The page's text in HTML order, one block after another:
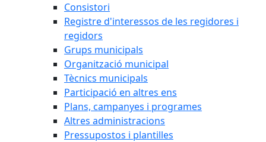
Consistori
Registre d'interessos de les regidores i
regidors
Grups municipals
Organització municipal
Tècnics municipals
Participació en altres ens
Plans, campanyes i programes
Altres administracions
Pressupostos i plantilles